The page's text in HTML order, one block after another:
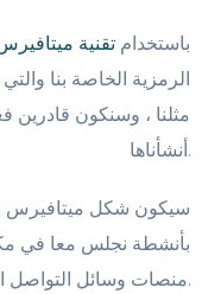
باستخدام تقنية
الرمزية الخاصة بنا
مثلنا ، وسنكون قادرين
أنشأناها.
سيكون شكل ميتافيرس
بأنشطة نجلس معا في
منصات وسائل التواصل الاجتماعي.